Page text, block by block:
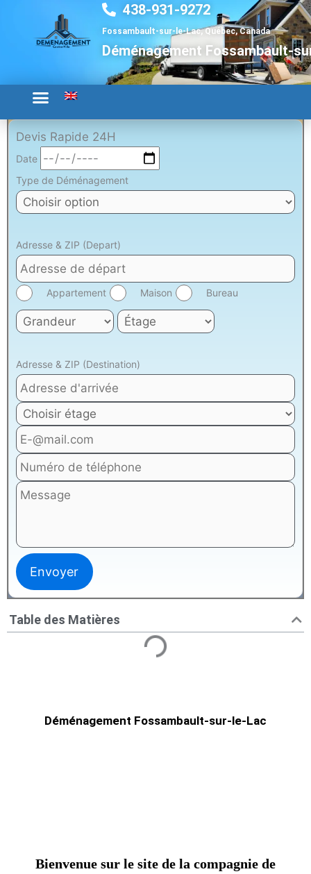
contenu
438-931-9272
Fossambault-sur-le-Lac, Québec, Canada
Déménagement Fossambault-
Déménagement Fossambault-sur-le-Lac
Bienvenue sur le site de la compagnie de
Devis Rapide 24H
Date
Type de Déménagement
Adresse & ZIP (Depart)
Appartement Maison Bureau
Adresse & ZIP (Destination)
Table des Matières